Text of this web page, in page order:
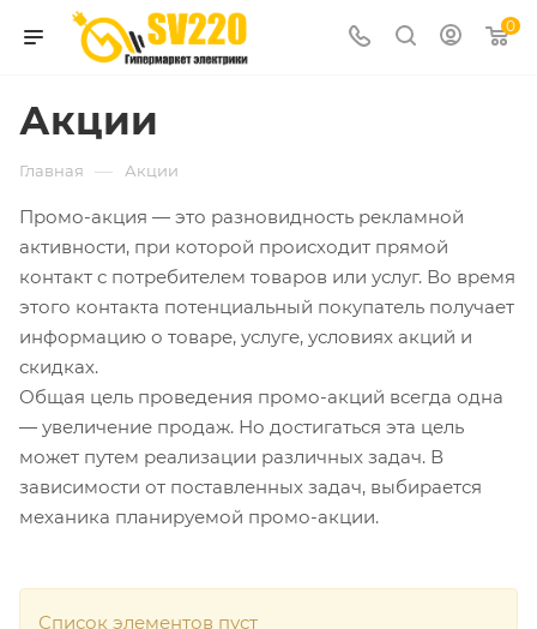
0
Акции
Главная — Акции
Промо-акция — это разновидность рекламной
активности, при которой происходит прямой
контакт с потребителем товаров или услуг. Во время
этого контакта потенциальный покупатель получает
информацию о товаре, услуге, условиях акций и
скидках.
Общая цель проведения промо-акций всегда одна
— увеличение продаж. Но достигаться эта цель
может путем реализации различных задач. В
зависимости от поставленных задач, выбирается
механика планируемой промо-акции.
Список элементов пуст